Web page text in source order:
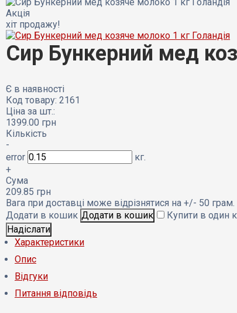
Акція
хіт продажу!
Сир Бункерний мед
Є в наявності
Код товару: 2161
Ціна за шт.:
1399.00 грн
Кількість
-
error
кг.
+
Сума
209.85 грн
Вага при доставці може відрізнятися на +/- 50 грам.
Додати в кошик
Купити в один
Характеристики
Опис
Відгуки
Питання відповідь